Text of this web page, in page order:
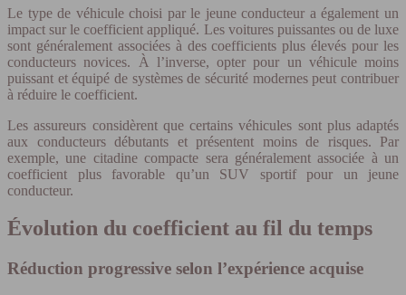
Le type de véhicule choisi par le jeune conducteur a également un
impact sur le coefficient appliqué. Les voitures puissantes ou de luxe
sont généralement associées à des coefficients plus élevés pour les
conducteurs novices. À l’inverse, opter pour un véhicule moins
puissant et équipé de systèmes de sécurité modernes peut contribuer
à réduire le coefficient.
Les assureurs considèrent que certains véhicules sont plus adaptés
aux conducteurs débutants et présentent moins de risques. Par
exemple, une citadine compacte sera généralement associée à un
coefficient plus favorable qu’un SUV sportif pour un jeune
conducteur.
Évolution du coefficient au fil du temps
Réduction progressive selon l’expérience acquise